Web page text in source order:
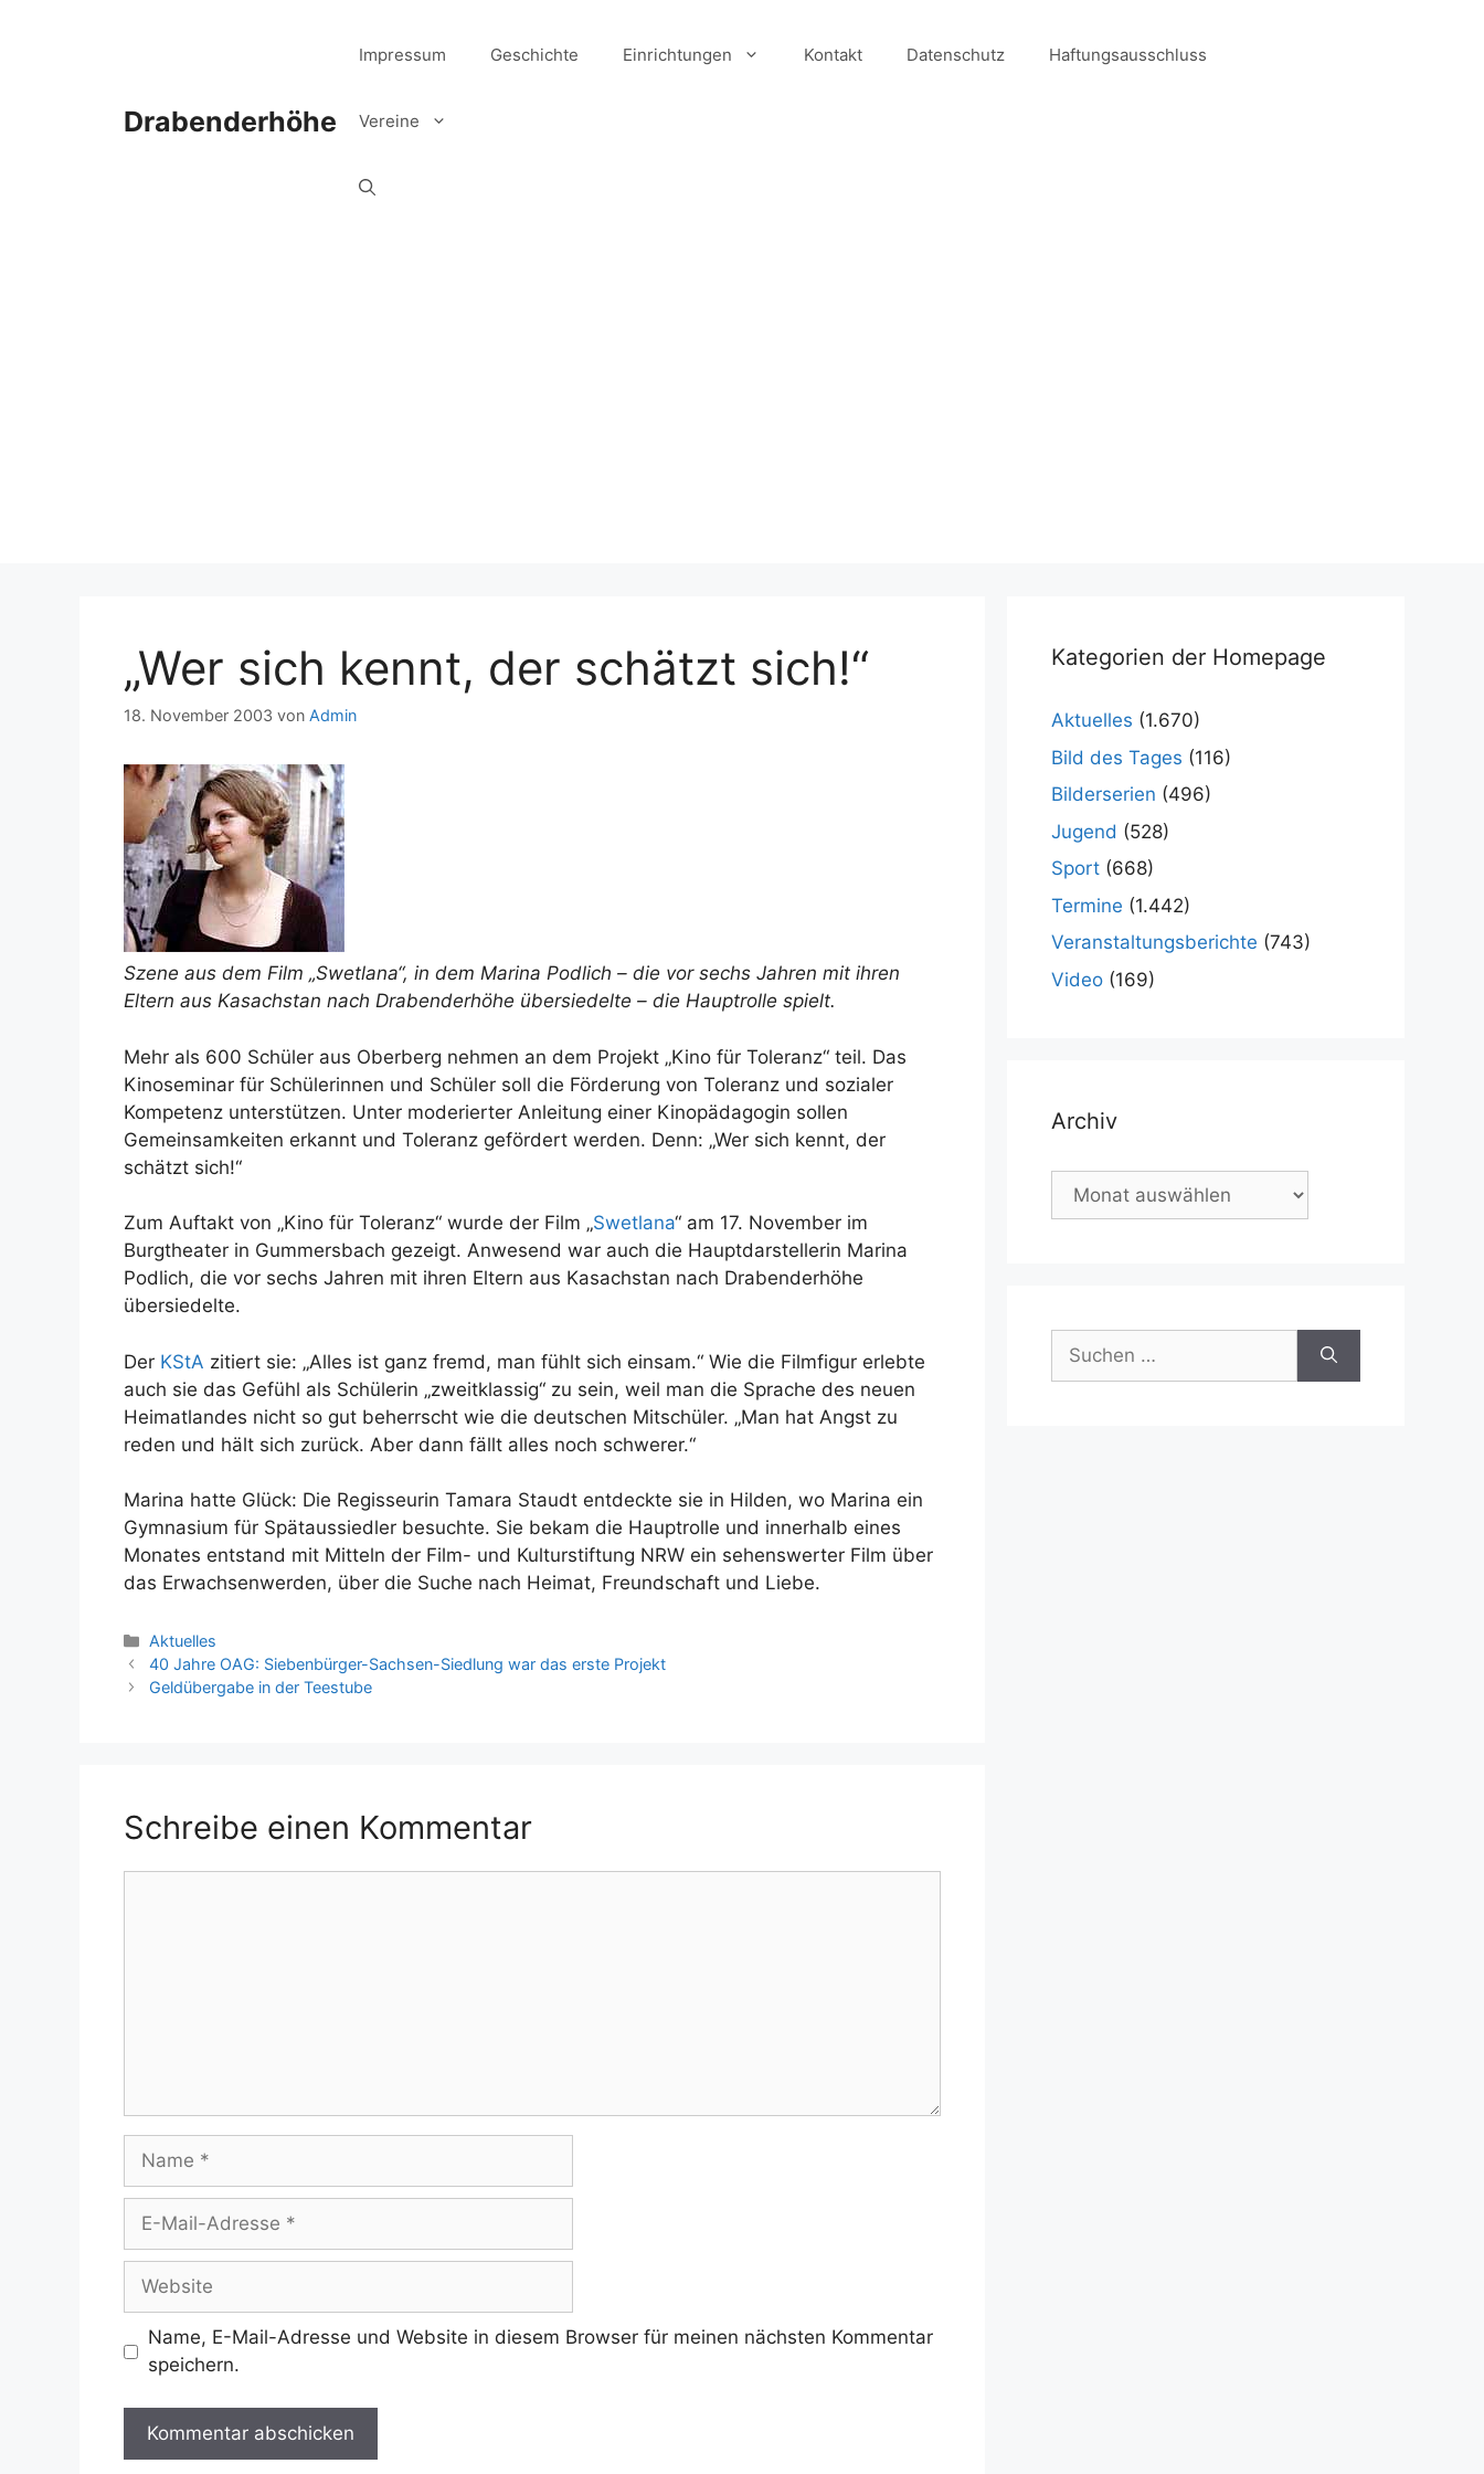
Drabenderhöhe
Impressum Geschichte Einrichtungen Kontakt Datenschutz Haftungsausschluss
Vereine
„Wer sich kennt, der schätzt sich!“
18. November 2003 von Admin
Szene aus dem Film „Swetlana“, in dem Marina Podlich – die vor sechs Jahren mit ihren
Eltern aus Kasachstan nach Drabenderhöhe übersiedelte – die Hauptrolle spielt.
Mehr als 600 Schüler aus Oberberg nehmen an dem Projekt „Kino für Toleranz“ teil. Das
Kinoseminar für Schülerinnen und Schüler soll die Förderung von Toleranz und sozialer
Kompetenz unterstützen. Unter moderierter Anleitung einer Kinopädagogin sollen
Gemeinsamkeiten erkannt und Toleranz gefördert werden. Denn: „Wer sich kennt, der
schätzt sich!“
Zum Auftakt von „Kino für Toleranz“ wurde der Film „Swetlana“ am 17. November im
Burgtheater in Gummersbach gezeigt. Anwesend war auch die Hauptdarstellerin Marina
Podlich, die vor sechs Jahren mit ihren Eltern aus Kasachstan nach Drabenderhöhe
übersiedelte.
Der KStA zitiert sie: „Alles ist ganz fremd, man fühlt sich einsam.“ Wie die Filmfigur erlebte
auch sie das Gefühl als Schülerin „zweitklassig“ zu sein, weil man die Sprache des neuen
Heimatlandes nicht so gut beherrscht wie die deutschen Mitschüler. „Man hat Angst zu
reden und hält sich zurück. Aber dann fällt alles noch schwerer.“
Marina hatte Glück: Die Regisseurin Tamara Staudt entdeckte sie in Hilden, wo Marina ein
Gymnasium für Spätaussiedler besuchte. Sie bekam die Hauptrolle und innerhalb eines
Monates entstand mit Mitteln der Film- und Kulturstiftung NRW ein sehenswerter Film über
das Erwachsenwerden, über die Suche nach Heimat, Freundschaft und Liebe.
Kategorien
Aktuelles
40 Jahre OAG: Siebenbürger-Sachsen-Siedlung war das erste Projekt
Geldübergabe in der Teestube
Schreibe einen Kommentar
Name
Adresse
Website
Name, E-Mail-Adresse und Website in diesem Browser für meinen nächsten Kommentar
speichern.
Kategorien der Homepage
Aktuelles (1.670)
Bild des Tages (116)
Bilderserien (496)
Jugend (528)
Sport (668)
Termine (1.442)
Veranstaltungsberichte (743)
Video (169)
Archiv
Archiv
nach: